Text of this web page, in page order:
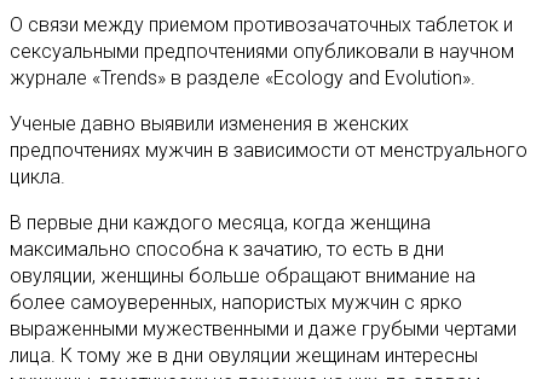
О связи между приемом противозачаточных таблеток и
сексуальными предпочтениями опубликовали в научном
журнале «Trends» в разделе «Ecology and Evolution».
Ученые давно выявили изменения в женских
предпочтениях мужчин в зависимости от менструального
цикла.
В первые дни каждого месяца, когда женщина
максимально способна к зачатию, то есть в дни
овуляции, женщины больше обращают внимание на
более самоуверенных, напористых мужчин с ярко
выраженными мужественными и даже грубыми чертами
лица. К тому же в дни овуляции жещинам интересны